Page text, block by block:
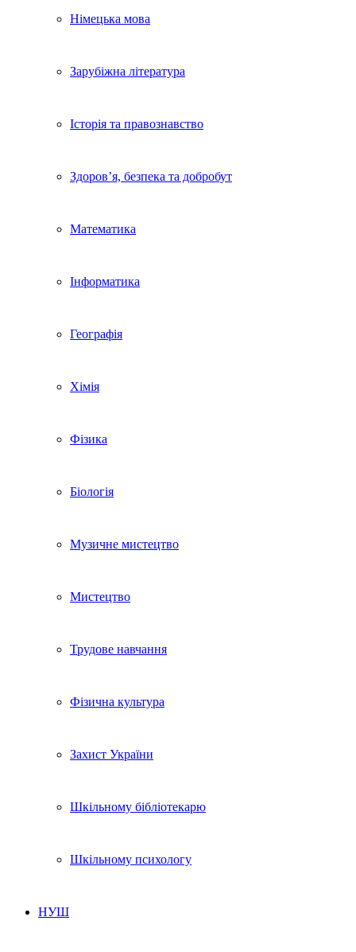
Німецька мова
Зарубіжна література
Історія та правознавство
Здоров’я, безпека та добробут
Математика
Інформатика
Географія
Хімія
Фізика
Біологія
Музичне мистецтво
Мистецтво
Трудове навчання
Фізична культура
Захист України
Шкільному бібліотекарю
Шкільному психологу
НУШ